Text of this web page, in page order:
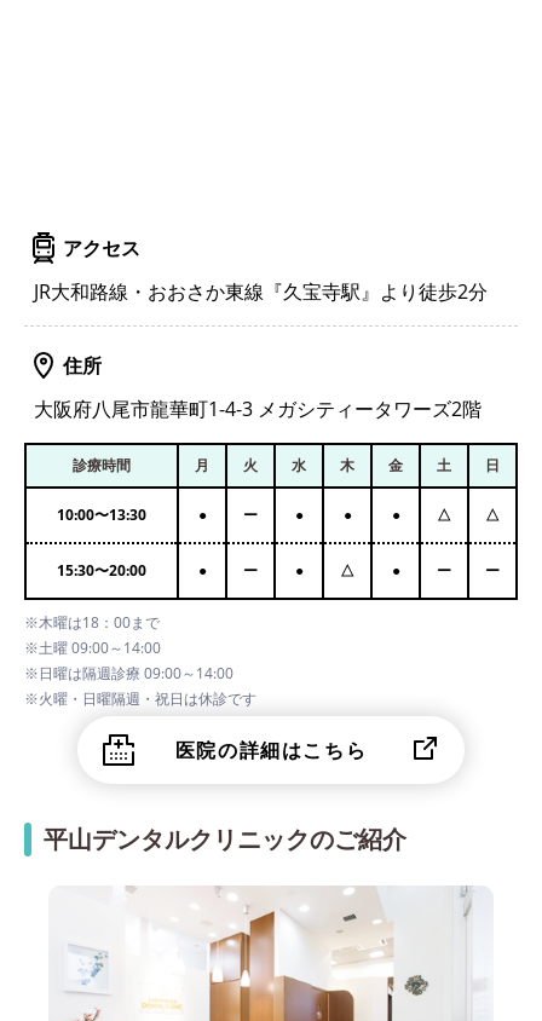
アクセス
JR大和路線・おおさか東線『久宝寺駅』より徒歩2分
住所
大阪府八尾市龍華町1-4-3 メガシティータワーズ2階
診療時間 月 火 水 木 金 土 日
10:00〜13:30 ● ー ● ● ● △ △
15:30〜20:00 ● ー ● △ ● ー ー
※木曜は18：00まで
※土曜 09:00～14:00
※日曜は隔週診療 09:00～14:00
※火曜・日曜隔週・祝日は休診です
医院の詳細はこちら
平山デンタルクリニックのご紹介